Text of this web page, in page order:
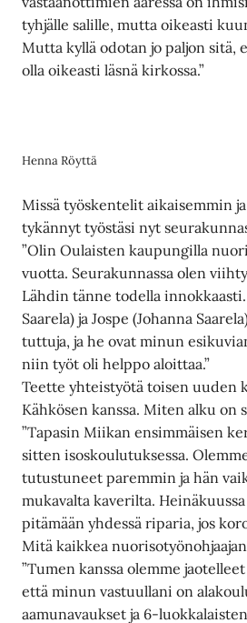
tyhjälle salille, mutta oikeasti
Mutta kyllä odotan jo paljon sitä,
olla oikeasti läsnä kirkossa.”
Henna Röyttä
Missä työskentelit aikaisemmin
tykännyt työstäsi nyt
”Olin Oulaisten kaupungilla
vuotta. Seurakunnassa olen
Lähdin tänne todella
Saarela) ja Jospe (Johanna
tuttuja, ja he ovat minun
niin työt oli helppo aloittaa.”
Teette yhteistyötä toisen uuden
Kähkösen kanssa. Miten alku on
”Tapasin Miikan ensimmäisen
sitten isoskoulutuksessa.
tutustuneet paremmin ja hän
mukavalta kaverilta.
pitämään yhdessä riparia, jos
Mitä kaikkea
”Tumen kanssa olemme
että minun vastuullani on
aamunavaukset ja 6-